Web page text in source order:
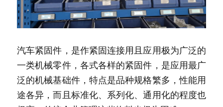
汽车紧固件，是作紧固连接用且应用极为广泛的
一类机械零件，各式各样的紧固件，是应用最广
泛的机械基础件，特点是品种规格繁多，性能用
途各异，而且标准化、系列化、通用化的程度也